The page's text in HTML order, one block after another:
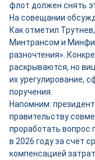
флот должен снять
На совещании
Как отметил
Минтрансом и
разночтения».
раскрываются, но
их урегулирование,
поручения.
Напомним:
правительству
проработать вопрос
в 2026 году за счёт
компенсацией